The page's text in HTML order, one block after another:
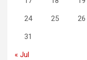
24 25 26
31
« Jul